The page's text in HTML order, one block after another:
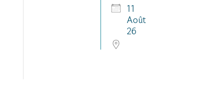
11
Août
26